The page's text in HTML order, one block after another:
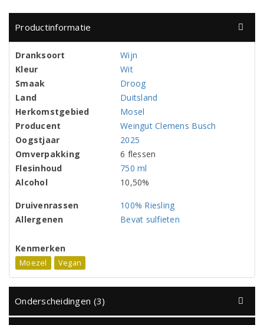
Productinformatie
Dranksoort
Wijn
Kleur
Wit
Smaak
Droog
Land
Duitsland
Herkomstgebied
Mosel
Producent
Weingut Clemens Busch
Oogstjaar
2025
Omverpakking
6 flessen
Flesinhoud
750 ml
Alcohol
10,50%
Druivenrassen
100% Riesling
Allergenen
Bevat sulfieten
Kenmerken
Moezel Vegan
Onderscheidingen (3)